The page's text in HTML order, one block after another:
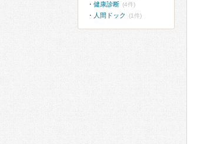
健康診断 (4件)
人間ドック (1件)